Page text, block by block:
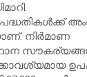
നിർമാണ